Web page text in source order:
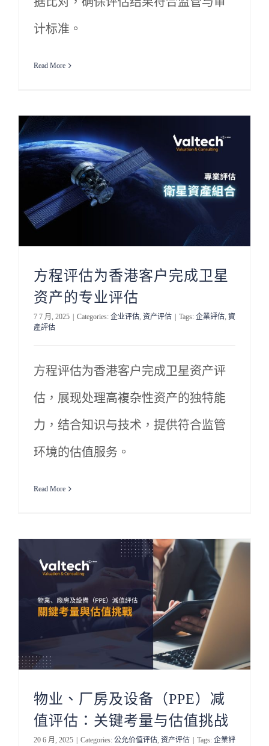
计标准。
Read More
方程评估为香港客户完成卫星
资产的专业评估
7 7 月, 2025 Categories: 企业评估, 资产评估 Tags: 企業評估, 資
產評估
方程评估为香港客户完成卫星资产评
估，展现处理高複杂性资产的独特能
力，结合知识与技术，提供符合监管
环境的估值服务。
Read More
物业、厂房及设备（PPE）减
值评估：关键考量与估值挑战
20 6 月, 2025 Categories: 公允价值评估, 资产评估 Tags: 企業評